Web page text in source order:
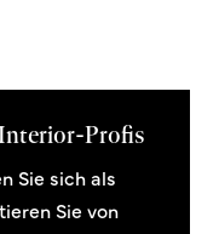
Profis
Sie sich als
Sie von